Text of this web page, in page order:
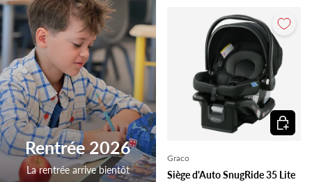
Rentrée 2026
La rentrée arrive bientôt
Graco
Siège d'Auto SnugRide 35 Lite
Ajouter